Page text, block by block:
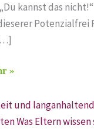
kannst das
Potenzialfrei
»